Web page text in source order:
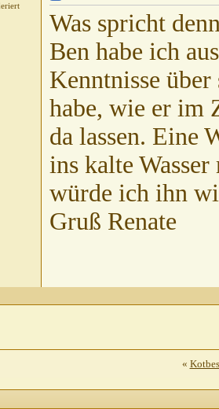
Was spricht
Ben habe ich
Kenntnisse über
habe, wie er im
da lassen. Eine
ins kalte
würde ich ihn
Gruß Renate
«